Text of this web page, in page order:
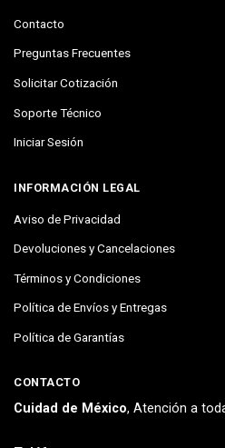
Contacto
Preguntas Frecuentes
Solicitar Cotización
Soporte Técnico
Iniciar Sesión
INFORMACIÓN LEGAL
Aviso de Privacidad
Devoluciones y Cancelaciones
Términos y Condiciones
Política de Envíos y Entregas
Política de Garantías
CONTACTO
Cuidad de México, Atención a